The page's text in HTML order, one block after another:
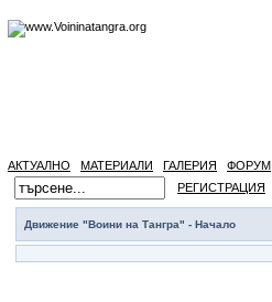
АКТУАЛНО МАТЕРИАЛИ ГАЛЕРИЯ ФОРУМ
РЕГИСТРАЦИЯ
Движение "Воини на Тангра" - Начало